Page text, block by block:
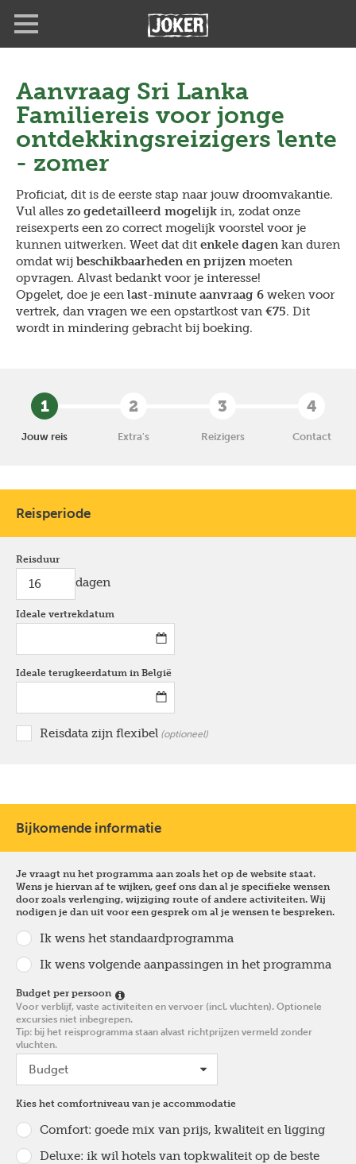
gaanAanvraag Sri Lanka
Familiereis voor jonge
ontdekkingsreizigers lente
- zomer
Proficiat, dit is de eerste stap naar jouw droomvakantie.
Vul alles zo gedetailleerd mogelijk in, zodat onze
reisexperts een zo correct mogelijk voorstel voor je
kunnen uitwerken. Weet dat dit enkele dagen kan duren
omdat wij beschikbaarheden en prijzen moeten
opvragen. Alvast bedankt voor je interesse!
Opgelet, doe je een last-minute aanvraag 6 weken voor
vertrek, dan vragen we een opstartkost van €75. Dit
wordt in mindering gebracht bij boeking.
1
Jouw reis
2
Extra's
3
Reizigers
4
Contact
Reisperiode
Reisduur
dagen
Ideale vertrekdatum
Ideale terugkeerdatum in België
Reisdata zijn flexibel optioneel
Bijkomende informatie
Je vraagt nu het programma aan zoals het op de website staat.
Wens je hiervan af te wijken, geef ons dan al je specifieke wensen
door zoals verlenging, wijziging route of andere activiteiten. Wij
nodigen je dan uit voor een gesprek om al je wensen te bespreken.
Ik wens het standaardprogramma
Ik wens volgende aanpassingen in het programma
Budget per persoon
Voor verblijf, vaste activiteiten en vervoer (incl. vluchten). Optionele
excursies niet inbegrepen.
Tip: bij het reisprogramma staan alvast richtprijzen vermeld zonder
vluchten.
Kies het comfortniveau van je accommodatie
Comfort: goede mix van prijs, kwaliteit en ligging
Deluxe: ik wil hotels van topkwaliteit op de beste